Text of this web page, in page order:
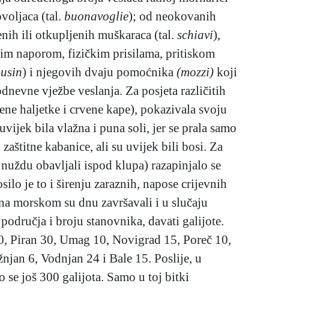
(tal. buonavoglie); od neokovanih
ili otkupljenih muškaraca (tal. schiavi),
naporom, fizičkim prisilama, pritiskom
) i njegovih dvaju pomoćnika (mozzi) koji
vježbe veslanja. Za posjeta različitih
haljetke i crvene kape), pokazivala svoju
bila vlažna i puna soli, jer se prala samo
kabanice, ali su uvijek bili bosi. Za
obavljali ispod klupa) razapinjalo se
je to i širenju zaraznih, napose crijevnih
morskom su dnu završavali i u slučaju
i broju stanovnika, davati galijote.
Piran 30, Umag 10, Novigrad 15, Poreč 10,
6, Vodnjan 24 i Bale 15. Poslije, u
se još 300 galijota. Samo u toj bitki